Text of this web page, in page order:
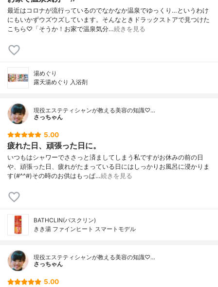
最近はコロナが流行っているのでなかなか温泉でゆっくり…というわけ
にもいかずウズウズしています。そんなときドラックストアで見つけた
こちら♡「そうか！お家で温泉気分…続きを見る
湯めぐり
露天湯めぐり 入浴剤
現役エステティシャンが教える美容の知識♡…
さっちゃん
5.00
疲れた日、頑張った日に。
いつもはシャワーでささっと済ましてしまう私ですがお休みの前の日
や、頑張った日、疲れがたまっている日にはしっかりお風呂に浸かりま
す(#^^#)その時のお供はもっぱ…続きを見る
BATHCLIN(バスクリン)
きき湯 ファインヒート スマートモデル
現役エステティシャンが教える美容の知識♡…
さっちゃん
5.00